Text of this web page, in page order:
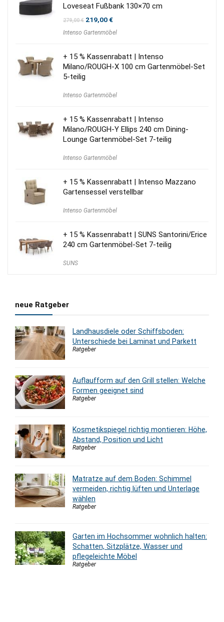
Loveseat Fußbank 130×70 cm
279,00€ Ursprünglicher
war:
219,00€Aktueller
ist:
Intenso Gartenmöbel
+ 15 % Kassenrabatt | Intenso
Milano/ROUGH-X 100 cm Gartenmöbel-Set
5-teilig
Intenso Gartenmöbel
+ 15 % Kassenrabatt | Intenso
Milano/ROUGH-Y Ellips 240 cm Dining-
Lounge Gartenmöbel-Set 7-teilig
Intenso Gartenmöbel
+ 15 % Kassenrabatt | Intenso Mazzano
Gartensessel verstellbar
Intenso Gartenmöbel
+ 15 % Kassenrabatt | SUNS Santorini/Erice
240 cm Gartenmöbel-Set 7-teilig
SUNS
neue Ratgeber
Landhausdiele oder Schiffsboden:
Unterschiede bei Laminat und Parkett
Ratgeber
Auflaufform auf den Grill stellen: Welche
Formen geeignet sind
Ratgeber
Kosmetikspiegel richtig montieren: Höhe,
Abstand, Position und Licht
Ratgeber
Matratze auf dem Boden: Schimmel
vermeiden, richtig lüften und Unterlage
wählen
Ratgeber
Garten im Hochsommer wohnlich halten:
Schatten, Sitzplätze, Wasser und
pflegeleichte Möbel
Ratgeber